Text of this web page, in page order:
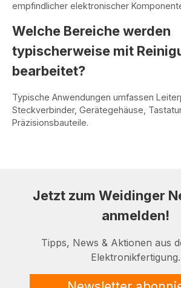
empfindlicher elektronischer
Welche Bereiche werden
typischerweise mit
bearbeitet?
Typische Anwendungen umfassen
Steckverbinder, Gerätegehäuse,
Präzisionsbauteile.
Jetzt zum Weidinger
anmelden!
Tipps, News & Aktionen aus
Elektronikfertigung.